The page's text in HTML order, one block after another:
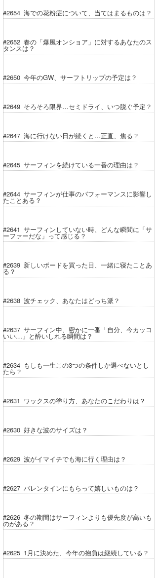
#2654 海での花粉症について、当てはまるものは？
#2652 春の「爆風オンショア」に対するあなたのス
タンスは？
#2650 今年のGW、サーフトリップの予定は？
#2649 そろそろ限界…セミドライ、いつ脱ぐ予定？
#2647 海に行けない日が続くと…正直、焦る？
#2645 サーフィンを続けている一番の理由は？
#2644 サーフィンが仕事のパフォーマンスに影響し
たことある？
#2641 サーフィンしていない時、どんな瞬間に「サ
ーファーだな」って感じる？
#2639 新しいボードを買った日、一緒に寝たことあ
る？
#2638 波チェック、あなたはどっち派？
#2637 サーフィン中、密かに一番「自分、今カッコ
いい…」と酔いしれる瞬間は？
#2634 もしも一生この3つの条件しか選べないとし
たら？
#2631 ワックスの塗り方、あなたのこだわりは？
#2630 好きな波のサイズは？
#2629 波がイマイチでも海に行く理由は？
#2627 バレンタインにもらって嬉しいものは？
#2626 冬の期間はサーフィンよりも優先度が高いも
のがある？
#2625 1月に決めた、今年の抱負は継続している？
chappy